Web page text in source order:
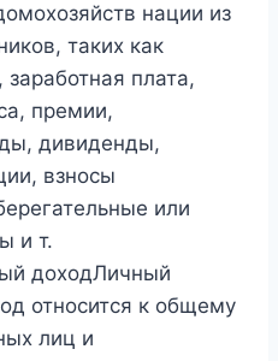
нации из
таких как
заработная плата,
премии,
дивиденды,
взносы
или
и т.
доходЛичный
относится к общему
лиц и